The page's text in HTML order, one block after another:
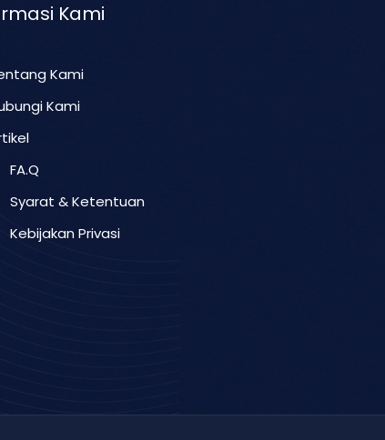
Kami
Kami
Kami
FA.Q
Syarat & Ketentuan
Kebijakan Privasi